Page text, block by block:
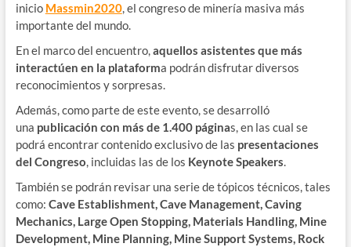
inicio Massmin2020, el congreso de minería masiva más
importante del mundo.
En el marco del encuentro,aquellos asistentes que más
interactúen en la plataforma podrán disfrutar diversos
reconocimientos y sorpresas.
Además, como parte de este evento, se desarrolló
una publicación con más de 1.400 páginas, en las cual se
podrá encontrar contenido exclusivo de las presentaciones
del Congreso, incluidas las de los Keynote Speakers.
También se podrán revisar una serie de tópicos técnicos, tales
como: Cave Establishment, Cave Management, Caving
Mechanics, Large Open Stopping, Materials Handling, Mine
Development, Mine Planning, Mine Support Systems, Rock